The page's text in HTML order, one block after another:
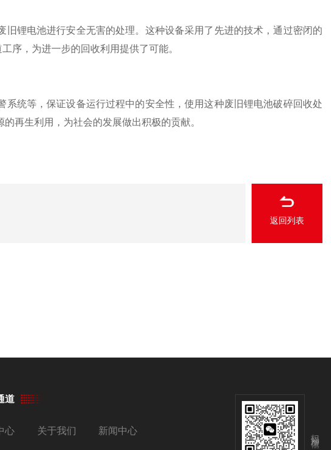
锂电池进行安全无害的处理。这种设备采用了先进的技术，通过密闭的
序，为进一步的回收利用提供了可能。
统等，保证设备运行过程中的安全性，使用这种废旧锂电池破碎回收处
再生利用，为社会的发展做出积极的贡献。
返回列表
道
心 关于我们 新闻中心